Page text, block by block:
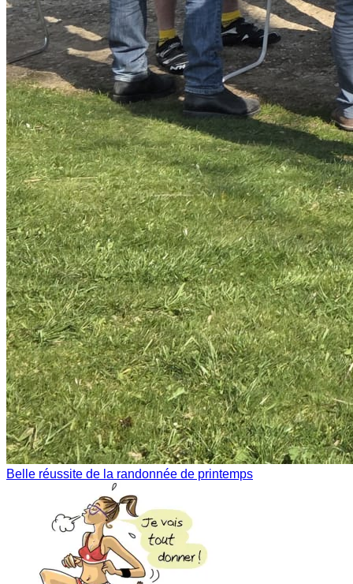
Belle réussite de la randonnée de printemps